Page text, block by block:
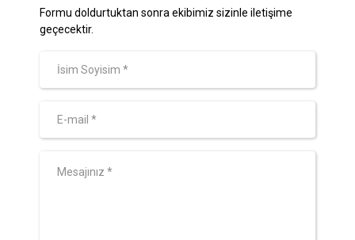
Formu doldurtuktan sonra ekibimiz sizinle iletişime
geçecektir.